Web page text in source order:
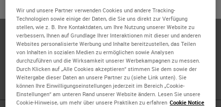
Privacy (IAPP)
Biobank and Model Bank Director
Research Center Coordinator
University of Verona
Wir und unsere Partner verwenden Cookies und andere Tracking-
Technologien sowie einige der Daten, die Sie uns direkt zur Verfügung
stellen, wie z. B. Ihre Kontaktdaten, um Ihre Nutzung unserer Website zu
verbessern, Ihnen auf Grundlage Ihrer Interaktionen mit dieser und anderen
Websites personalisierte Werbung und Inhalte bereitzustellen, das Teilen
von Inhalten in sozialen Medien zu ermöglichen sowie Analysen
durchzuführen und die Wirksamkeit unserer Werbekampagnen zu messen.
Durch Klicken auf „Alle Cookies akzeptieren“ stimmen Sie dem sowie der
Weitergabe dieser Daten an unsere Partner zu (siehe Link unten). Sie
können Ihre Einwilligungseinstellungen jederzeit im Bereich „Cookie-
Einstellungen“ am unteren Rand unserer Website ändern. Lesen Sie unsere
Cookie-Hinweise, um mehr über unsere Praktiken zu erfahren Cookie Notice